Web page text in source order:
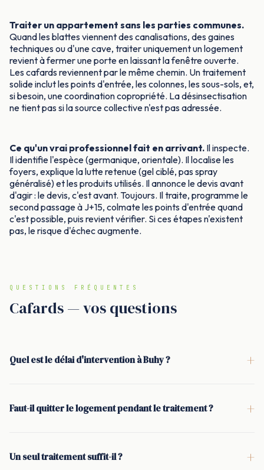
Traiter un appartement sans les parties communes.
Quand les blattes viennent des canalisations, des gaines
techniques ou d'une cave, traiter uniquement un logement
revient à fermer une porte en laissant la fenêtre ouverte.
Les cafards reviennent par le même chemin. Un traitement
solide inclut les points d'entrée, les colonnes, les sous-sols, et,
si besoin, une coordination copropriété. La désinsectisation
ne tient pas si la source collective n'est pas adressée.
Ce qu'un vrai professionnel fait en arrivant. Il inspecte.
Il identifie l'espèce (germanique, orientale). Il localise les
foyers, explique la lutte retenue (gel ciblé, pas spray
généralisé) et les produits utilisés. Il annonce le devis avant
d'agir : le devis, c'est avant. Toujours. Il traite, programme le
second passage à J+15, colmate les points d'entrée quand
c'est possible, puis revient vérifier. Si ces étapes n'existent
pas, le risque d'échec augmente.
QUESTIONS FRÉQUENTES
Cafards — vos questions
Quel est le délai d'intervention à Buhy ? +
très active), un passage le jour même peut être possible selon
Faut-il quitter le logement pendant le traitement ? +
dans des zones ciblées (recoins, fissures, derrière les
Un seul traitement suffit-il ? +